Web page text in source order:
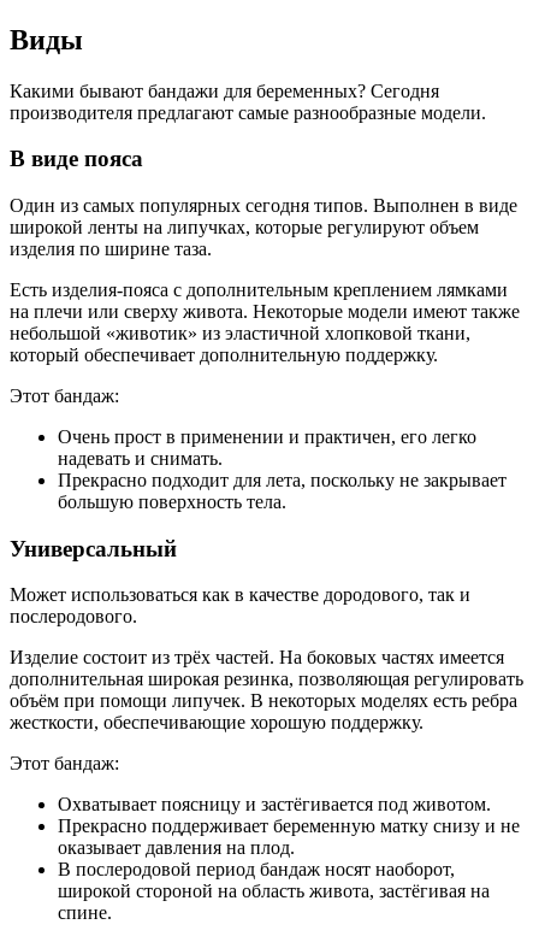
Виды
Какими бывают бандажи для беременных? Сегодня
производителя предлагают самые разнообразные модели.
В виде пояса
Один из самых популярных сегодня типов. Выполнен в виде
широкой ленты на липучках, которые регулируют объем
изделия по ширине таза.
Есть изделия-пояса с дополнительным креплением лямками
на плечи или сверху живота. Некоторые модели имеют также
небольшой «животик» из эластичной хлопковой ткани,
который обеспечивает дополнительную поддержку.
Этот бандаж:
Очень прост в применении и практичен, его легко
надевать и снимать.
Прекрасно подходит для лета, поскольку не закрывает
большую поверхность тела.
Универсальный
Может использоваться как в качестве дородового, так и
послеродового.
Изделие состоит из трёх частей. На боковых частях имеется
дополнительная широкая резинка, позволяющая регулировать
объём при помощи липучек. В некоторых моделях есть ребра
жесткости, обеспечивающие хорошую поддержку.
Этот бандаж:
Охватывает поясницу и застёгивается под животом.
Прекрасно поддерживает беременную матку снизу и не
оказывает давления на плод.
В послеродовой период бандаж носят наоборот,
широкой стороной на область живота, застёгивая на
спине.